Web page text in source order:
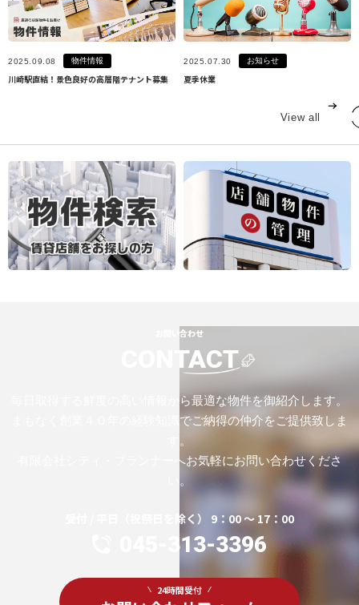
2025.09.08 物件情報
川崎駅直結！景色良好の高層階テナント募集
2025.07.30 お知らせ
夏季休業
View all
お問い合わせ
CONTACT
毎日取得する鮮度の高い情報から最適な物件を御紹介します。
まもなく創業４０年の経験知識でご納得の仲介をご提供致しま
す。
有限会社シティ・プランナーへお気軽にお問い合わせくださ
い。
受付 / 平日（祝祭日を除く） 9：00 ～ 17：00
045-313-3396
24時間受付